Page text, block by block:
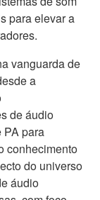
para elevar a
vanguarda de
a
de áudio
PA para
conhecimento
do universo
áudio